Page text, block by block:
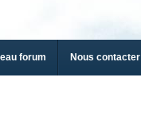
forum Nous contacter